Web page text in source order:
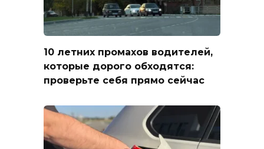
10 летних промахов водителей,
которые дорого обходятся:
проверьте себя прямо сейчас